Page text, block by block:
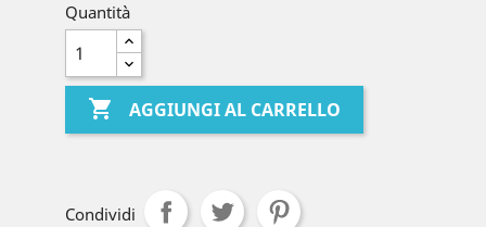
Quantità
 AGGIUNGI AL CARRELLO
Condividi